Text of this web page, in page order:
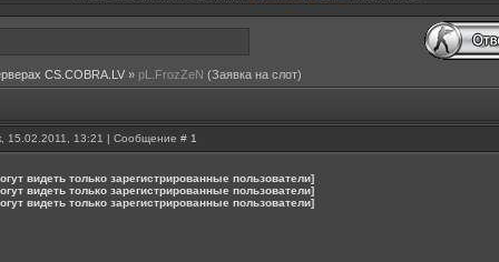
CS.COBRA.LV » pL.FrozZeN (Заявка на слот)
15.02.2011, 13:21 | Сообщение # 1
видеть только зарегистрированные пользователи]
видеть только зарегистрированные пользователи]
видеть только зарегистрированные пользователи]